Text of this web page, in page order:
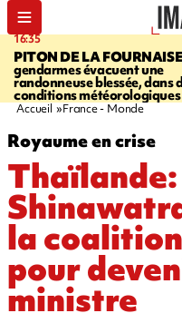
16:35
PITON DE LA
gendarmes évacuent une
randonneuse blessée, dans
conditions
Accueil France - Monde
Royaume en crise
la
pour
ministre